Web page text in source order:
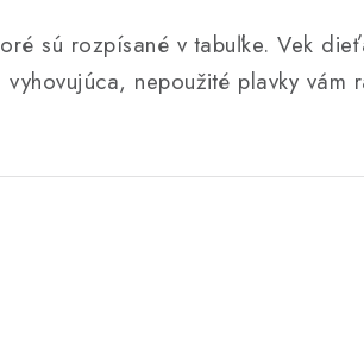
sú rozpísané v tabuľke. Vek
nepoužité plavky vám